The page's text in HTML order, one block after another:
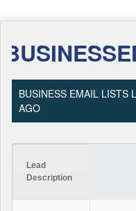
BUSINESS EMAIL LISTS
AGO
Lead
Description